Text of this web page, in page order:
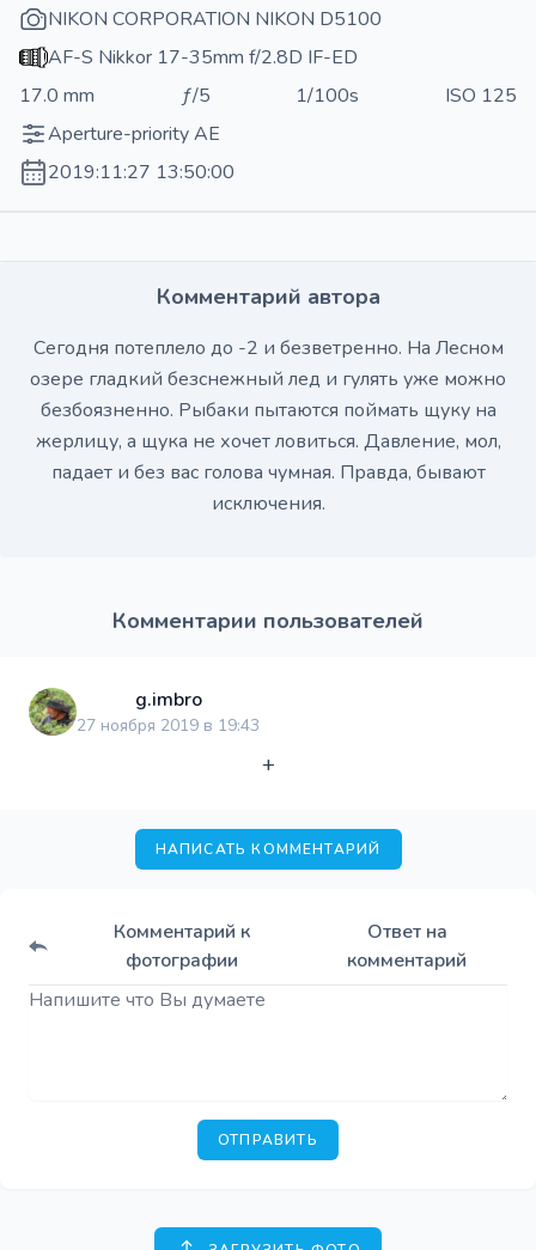
NIKON CORPORATION NIKON D5100
AF-S Nikkor 17-35mm f/2.8D IF-ED
17.0 mm
ƒ/5 1/100s
ISO 125
Aperture-priority AE
2019:11:27 13:50:00
Комментарий автора
Сегодня потеплело до -2 и безветренно. На Лесном
озере гладкий безснежный лед и гулять уже можно
безбоязненно. Рыбаки пытаются поймать щуку на
жерлицу, а щука не хочет ловиться. Давление, мол,
падает и без вас голова чумная. Правда, бывают
исключения.
Комментарии пользователей
g.imbro
27 ноября 2019 в 19:43
+
НАПИСАТЬ КОММЕНТАРИЙ
Комментарий к
фотографии
Ответ на
комментарий
ОТПРАВИТЬ